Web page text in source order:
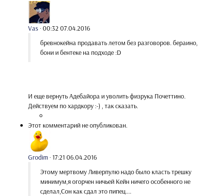
Vas ·00:32 07.04.2016
бревнокейна продавать летом без разговоров. бераино,
бони и бентеке на подходе :D
И еще вернуть Адебайора и уволить физрука Почеттино.
Действуем по хардкору :-) , так сказать.
Этот комментарий не опубликован.
Grodim ·17:21 06.04.2016
Этому мертвому Ливерпулю надо было класть трешку
минимум,я огорчен ничьей Кейн ничего особенного не
сделал,Сон как сдал это пипец....